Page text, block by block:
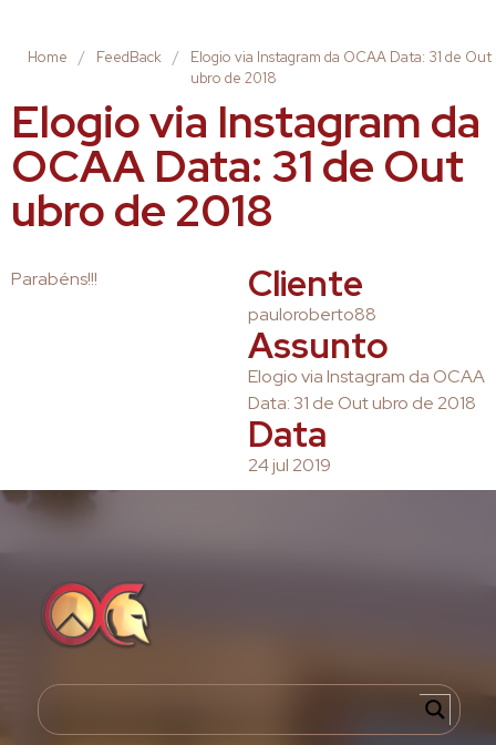
Home / FeedBack /
Elogio via Instagram da OCAA Data: 31 de Out
ubro de 2018
Elogio via Instagram da
OCAA Data: 31 de Out
ubro de 2018
Parabéns!!! Cliente
pauloroberto88
Assunto
Elogio via Instagram da OCAA
Data: 31 de Out ubro de 2018
Data
24 jul 2019